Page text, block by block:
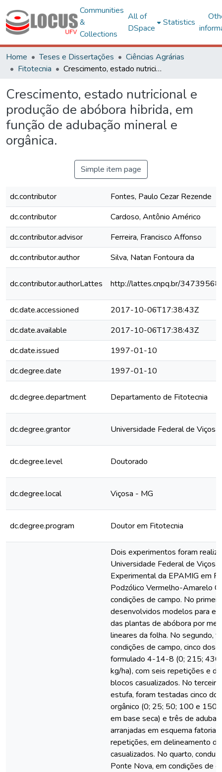
Communities
&
Collections
All of
DSpace
Statistics
Home Teses e Dissertações
Ciências Agrárias
Fitotecnia
Crescimento, estado nutricional e produção de abóbora hibrida, em função de adubação mineral e orgânica.
Crescimento, estado nutricional e
produção de abóbora hibrida, em
função de adubação mineral e
orgânica.
Simple item page
dc.contributor
Fontes, Paulo Cezar Rezende
dc.contributor
Cardoso, Antônio Américo
dc.contributor.advisor
Ferreira, Francisco Affonso
dc.contributor.author
Silva, Natan Fontoura da
dc.contributor.authorLattes http://lattes.cnpq.br/
dc.date.accessioned
2017-10-06T17:38:43Z
dc.date.available
2017-10-06T17:38:43Z
dc.date.issued
1997-01-10
dc.degree.date
1997-01-10
dc.degree.department Departamento de Fitotecnia
dc.degree.grantor Universidade Federal de Viçosa
dc.degree.level Doutorado
dc.degree.local Viçosa - MG
dc.degree.program Doutor em Fitotecnia
Dois experimentos foram
Universidade Federal de Viçosa
Experimental da EPAMIG em
Podzólico Vermelho-Amarelo
condições de campo. No
desenvolvidos modelos para
das plantas de abóbora por
lineares da folha. No segundo,
condições de campo, cinco
formulado 4-14-8 (0; 215;
kg/ha), com seis repetições e
blocos casualizados. No
estufa, foram testadas cinco
orgânico (0; 25; 50; 100 e 150
em base seca) e três de
arranjadas em esquema fatorial
repetições, em delineamento
casualizados. No quarto,
Ponte Nova, em condições de